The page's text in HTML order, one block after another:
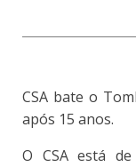
CSA bate o
após 15 anos.
O CSA está